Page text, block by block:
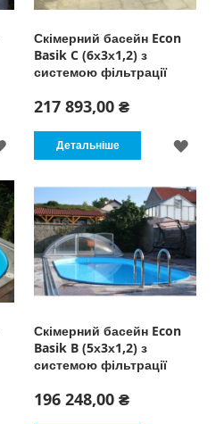
ДОДАТИ
СПИСКУ
БАЖАНЬ
Скімерний басейн Econ
Basik C (6х3х1,2) з
системою фільтрації
217 893,00 ₴
Детальніше
Скімерний басейн Econ
Basik B (5х3х1,2) з
системою фільтрації
196 248,00 ₴